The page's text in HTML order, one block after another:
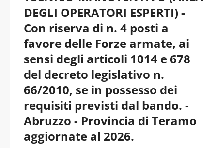
DEGLI OPERATORI ESPERTI) -
Con riserva di n. 4 posti a
favore delle Forze armate, ai
sensi degli articoli 1014 e 678
del decreto legislativo n.
66/2010, se in possesso dei
requisiti previsti dal bando. -
Abruzzo - Provincia di Teramo
aggiornate al 2026.